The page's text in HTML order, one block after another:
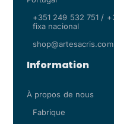
+351 249 532 751 /
fixa nacional
shop@artesacris.com
Information
À propos de nous
Fabrique